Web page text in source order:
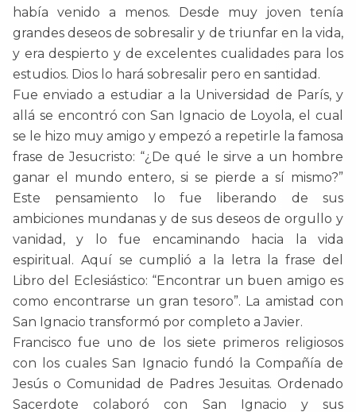
había venido a menos. Desde muy joven tenía
grandes deseos de sobresalir y de triunfar en la vida,
y era despierto y de excelentes cualidades para los
estudios. Dios lo hará sobresalir pero en santidad.
Fue enviado a estudiar a la Universidad de París, y
allá se encontró con San Ignacio de Loyola, el cual
se le hizo muy amigo y empezó a repetirle la famosa
frase de Jesucristo: “¿De qué le sirve a un hombre
ganar el mundo entero, si se pierde a sí mismo?”
Este pensamiento lo fue liberando de sus
ambiciones mundanas y de sus deseos de orgullo y
vanidad, y lo fue encaminando hacia la vida
espiritual. Aquí se cumplió a la letra la frase del
Libro del Eclesiástico: “Encontrar un buen amigo es
como encontrarse un gran tesoro”. La amistad con
San Ignacio transformó por completo a Javier.
Francisco fue uno de los siete primeros religiosos
con los cuales San Ignacio fundó la Compañía de
Jesús o Comunidad de Padres Jesuitas. Ordenado
Sacerdote colaboró con San Ignacio y sus